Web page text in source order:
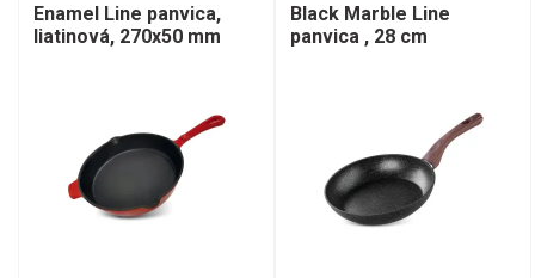
Enamel Line panvica,
liatinová, 270x50 mm
Black Marble Line
panvica , 28 cm